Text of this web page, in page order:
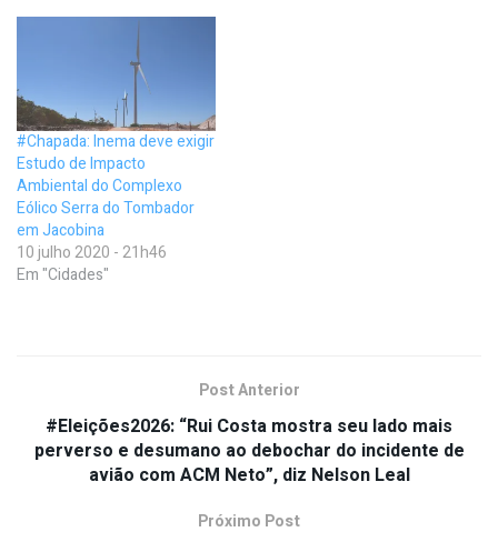
#Chapada: Inema deve exigir
Estudo de Impacto
Ambiental do Complexo
Eólico Serra do Tombador
em Jacobina
10 julho 2020 - 21h46
Em "Cidades"
Post Anterior
#Eleições2026: “Rui Costa mostra seu lado mais
perverso e desumano ao debochar do incidente de
avião com ACM Neto”, diz Nelson Leal
Próximo Post